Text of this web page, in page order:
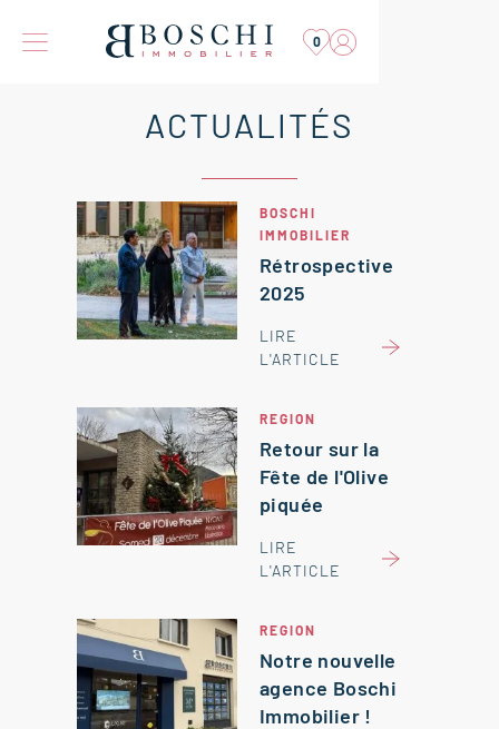
0
ACTUALITÉS
BOSCHI
IMMOBILIER
Rétrospective
2025
LIRE
L'ARTICLE
REGION
Retour sur la
Fête de l'Olive
piquée
LIRE
L'ARTICLE
REGION
Notre nouvelle
agence Boschi
Immobilier !